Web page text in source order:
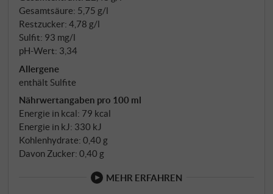
Gesamtsäure: 5,75 g/l
Restzucker: 4,78 g/l
Sulfit: 93 mg/l
pH-Wert: 3,34
Allergene
enthält Sulfite
Nährwertangaben pro 100 ml
Energie in kcal: 79 kcal
Energie in kJ: 330 kJ
Kohlenhydrate: 0,40 g
Davon Zucker: 0,40 g
MEHR ERFAHREN